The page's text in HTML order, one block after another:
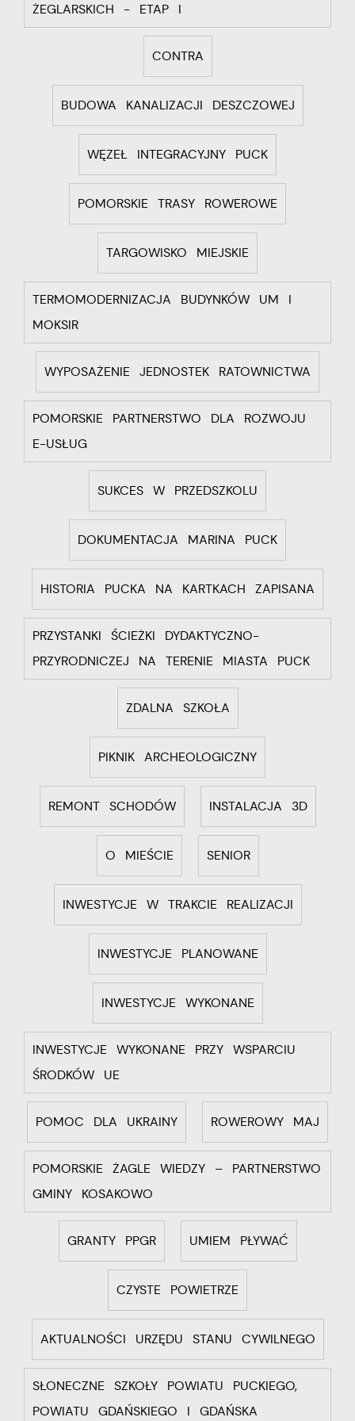
ŻEGLARSKICH - ETAP I
CONTRA
BUDOWA KANALIZACJI DESZCZOWEJ
WĘZEŁ INTEGRACYJNY PUCK
POMORSKIE TRASY ROWEROWE
TARGOWISKO MIEJSKIE
TERMOMODERNIZACJA BUDYNKÓW UM I
MOKSIR
WYPOSAŻENIE JEDNOSTEK RATOWNICTWA
POMORSKIE PARTNERSTWO DLA ROZWOJU
E-USŁUG
SUKCES W PRZEDSZKOLU
DOKUMENTACJA MARINA PUCK
HISTORIA PUCKA NA KARTKACH ZAPISANA
PRZYSTANKI ŚCIEŻKI DYDAKTYCZNO-
PRZYRODNICZEJ NA TERENIE MIASTA PUCK
ZDALNA SZKOŁA
PIKNIK ARCHEOLOGICZNY
REMONT SCHODÓW INSTALACJA 3D
O MIEŚCIE SENIOR
INWESTYCJE W TRAKCIE REALIZACJI
INWESTYCJE PLANOWANE
INWESTYCJE WYKONANE
INWESTYCJE WYKONANE PRZY WSPARCIU
ŚRODKÓW UE
POMOC DLA UKRAINY ROWEROWY MAJ
POMORSKIE ŻAGLE WIEDZY – PARTNERSTWO
GMINY KOSAKOWO
GRANTY PPGR UMIEM PŁYWAĆ
CZYSTE POWIETRZE
AKTUALNOŚCI URZĘDU STANU CYWILNEGO
SŁONECZNE SZKOŁY POWIATU PUCKIEGO,
POWIATU GDAŃSKIEGO I GDAŃSKA
społecznościowych.